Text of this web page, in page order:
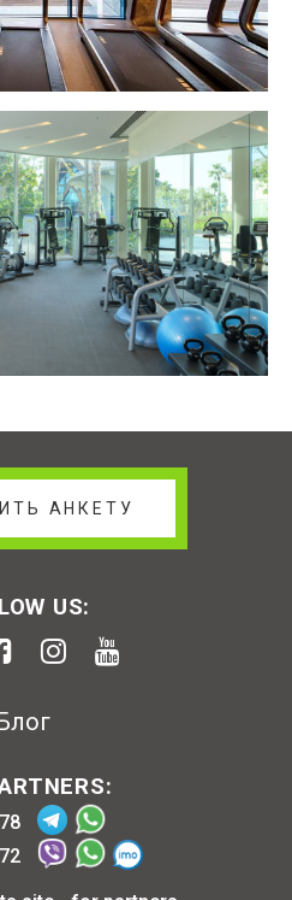
АНКЕТУ
US: